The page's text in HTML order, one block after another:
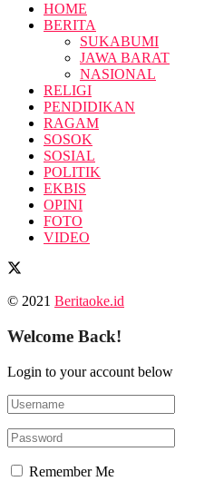
HOME
BERITA
SUKABUMI
JAWA BARAT
NASIONAL
RELIGI
PENDIDIKAN
RAGAM
SOSOK
SOSIAL
POLITIK
EKBIS
OPINI
FOTO
VIDEO
© 2021 Beritaoke.id
Welcome Back!
Login to your account below
Remember Me